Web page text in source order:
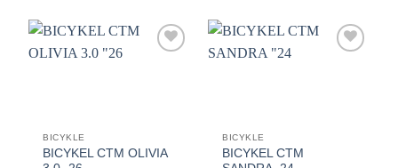
BICYKLE
BICYKEL CTM OLIVIA
BICYKLE
BICYKEL CTM